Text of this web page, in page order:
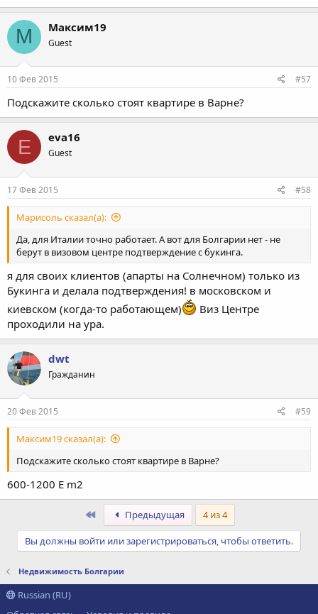
М Максим19
Guest
10 Фев 2015 #57
Подскажите сколько стоят квартире в Варне?
E eva16
Guest
17 Фев 2015 #58
Марисоль сказал(а):
Да, для Италии точно работает. А вот для Болгарии нет - не
берут в визовом центре подтверждение с букинга.
я для своих клиентов (апарты на Солнечном) только из
Букинга и делала подтверждения! в московском и
киевском (когда-то работающем)
Виз Центре
проходили на ура.
dwt
Гражданин
20 Фев 2015 #59
Максим19 сказал(а):
Подскажите сколько стоят квартире в Варне?
600-1200 E m2
ПервыйПредыдущая 4 из 4
Вы должны войти или зарегистрироваться, чтобы ответить.
Недвижимость Болгарии
Russian (RU)